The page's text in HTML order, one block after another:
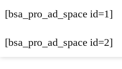
[bsa_pro_ad_space id=1]
[bsa_pro_ad_space id=2]